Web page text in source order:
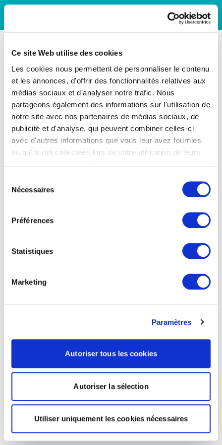
Ce site Web utilise des cookies
Les cookies nous permettent de personnaliser le contenu
et les annonces, d'offrir des fonctionnalités relatives aux
médias sociaux et d'analyser notre trafic. Nous
partageons également des informations sur l'utilisation de
notre site avec nos partenaires de médias sociaux, de
publicité et d'analyse, qui peuvent combiner celles-ci
avec d'autres informations que vous leur avez fournies
ou qu'ils ont collectées lors de votre utilisation de leurs
Nécessaires
Préférences
Statistiques
Marketing
Paramètres
Autoriser tous les cookies
Autoriser la sélection
Utiliser uniquement les cookies nécessaires